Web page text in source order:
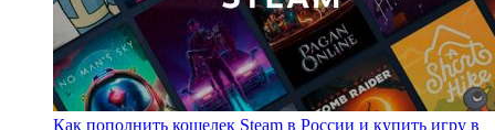
Как пополнить кошелек Steam в России и купить игру в